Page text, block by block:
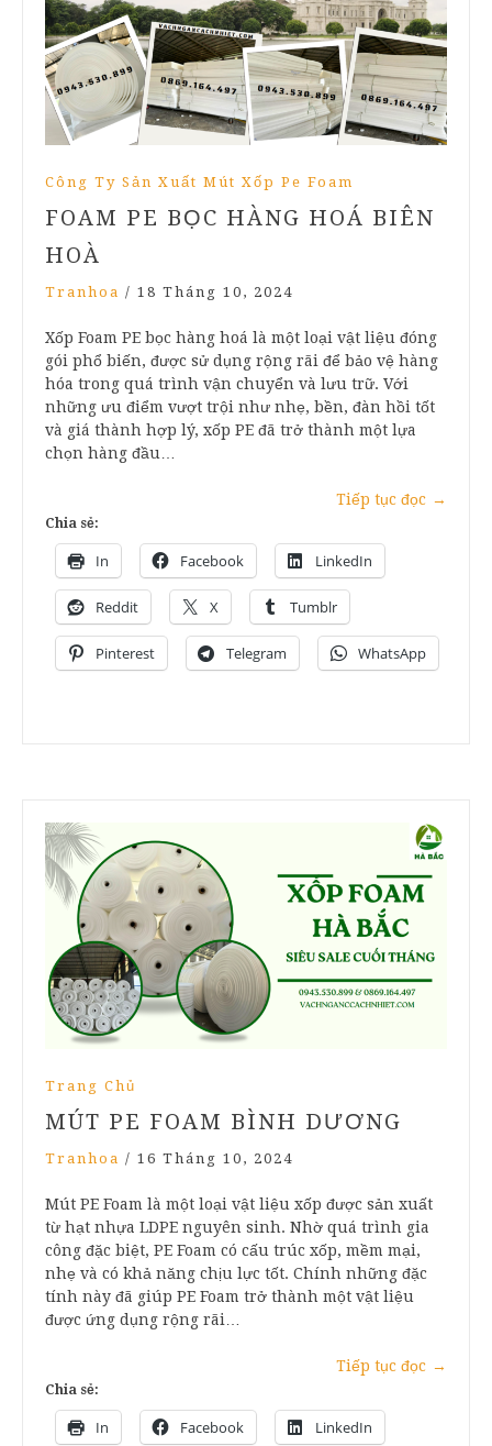
Công Ty Sản Xuất Mút Xốp Pe Foam
FOAM PE BỌC HÀNG HOÁ BIÊN
HOÀ
Tranhoa / 18 Tháng 10, 2024
Xốp Foam PE bọc hàng hoá là một loại vật liệu đóng
gói phổ biến, được sử dụng rộng rãi để bảo vệ hàng
hóa trong quá trình vận chuyển và lưu trữ. Với
những ưu điểm vượt trội như nhẹ, bền, đàn hồi tốt
và giá thành hợp lý, xốp PE đã trở thành một lựa
chọn hàng đầu…
Tiếp tục đọc →
Chia sẻ:
In Facebook LinkedIn
Reddit X Tumblr
Pinterest Telegram WhatsApp
Trang Chủ
MÚT PE FOAM BÌNH DƯƠNG
Tranhoa / 16 Tháng 10, 2024
Mút PE Foam là một loại vật liệu xốp được sản xuất
từ hạt nhựa LDPE nguyên sinh. Nhờ quá trình gia
công đặc biệt, PE Foam có cấu trúc xốp, mềm mại,
nhẹ và có khả năng chịu lực tốt. Chính những đặc
tính này đã giúp PE Foam trở thành một vật liệu
được ứng dụng rộng rãi…
Tiếp tục đọc →
Chia sẻ:
In Facebook LinkedIn